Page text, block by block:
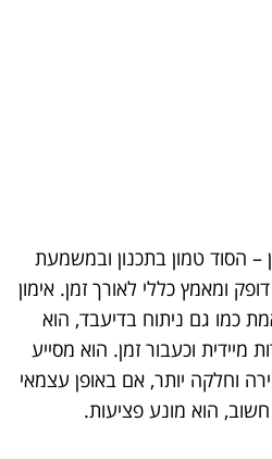
– הסוד טמון בתכנון ובמשמעת
ומאמץ כללי לאורך זמן. אימון
כמו גם ניתוח בדיעבד, הוא
מיידית וכעבור זמן. הוא מסייע
וחלקה יותר, אם באופן עצמאי
הוא מונע פציעות.